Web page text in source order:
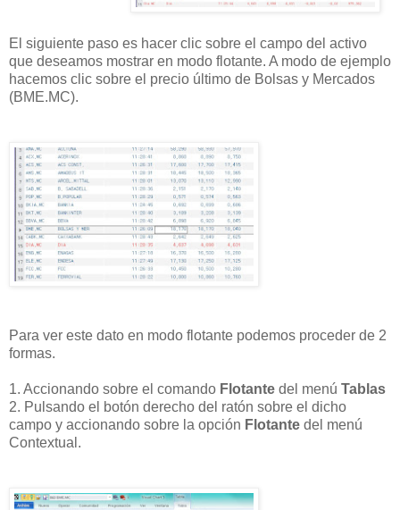
El siguiente paso es hacer clic sobre el campo del activo
que deseamos mostrar en modo flotante. A modo de ejemplo
hacemos clic sobre el precio último de Bolsas y Mercados
(BME.MC).
Para ver este dato en modo flotante podemos proceder de 2
formas.
1. Accionando sobre el comando Flotante del menú Tablas
2. Pulsando el botón derecho del ratón sobre el dicho
campo y accionando sobre la opción Flotante del menú
Contextual.